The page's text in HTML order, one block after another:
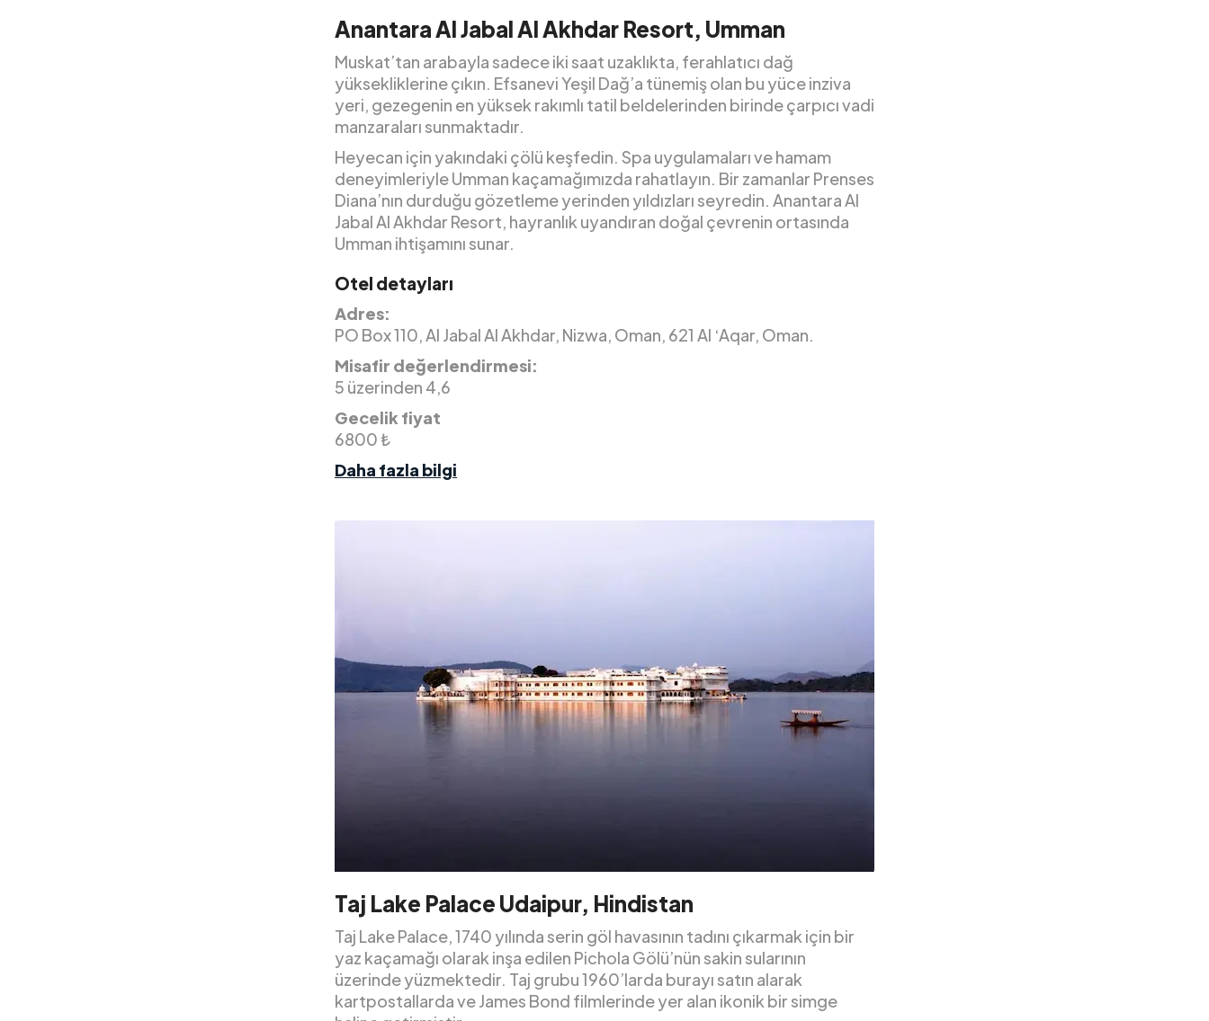
Anantara Al Jabal Al Akhdar Resort, Umman
Muskat’tan arabayla sadece iki saat uzaklıkta, ferahlatıcı dağ
yüksekliklerine çıkın. Efsanevi Yeşil Dağ’a tünemiş olan bu yüce inziva
yeri, gezegenin en yüksek rakımlı tatil beldelerinden birinde çarpıcı vadi
manzaraları sunmaktadır.
Heyecan için yakındaki çölü keşfedin. Spa uygulamaları ve hamam
deneyimleriyle Umman kaçamağımızda rahatlayın. Bir zamanlar Prenses
Diana’nın durduğu gözetleme yerinden yıldızları seyredin. Anantara Al
Jabal Al Akhdar Resort, hayranlık uyandıran doğal çevrenin ortasında
Umman ihtişamını sunar.
Otel detayları
Adres:
PO Box 110, Al Jabal Al Akhdar, Nizwa, Oman, 621 Al ‘Aqar, Oman.
Misafir değerlendirmesi:
5 üzerinden 4,6
Gecelik fiyat
6800 ₺
Daha fazla bilgi
Taj Lake Palace Udaipur, Hindistan
Taj Lake Palace, 1740 yılında serin göl havasının tadını çıkarmak için bir
yaz kaçamağı olarak inşa edilen Pichola Gölü’nün sakin sularının
üzerinde yüzmektedir. Taj grubu 1960’larda burayı satın alarak
kartpostallarda ve James Bond filmlerinde yer alan ikonik bir simge